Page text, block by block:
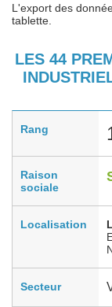
L'export des
tablette.
LES 44
Rang
Raison
sociale
Localisation
Secteur